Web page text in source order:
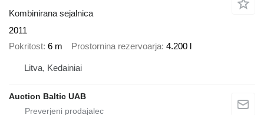
Kombinirana sejalnica
2011
Pokritost 6 m Prostornina rezervoarja 4.200 l
Litva, Kedainiai
Auction Baltic UAB